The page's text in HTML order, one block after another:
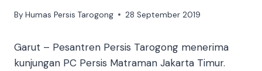
By Humas Persis Tarogong 28 September 2019
Garut – Pesantren Persis Tarogong menerima
kunjungan PC Persis Matraman Jakarta Timur.